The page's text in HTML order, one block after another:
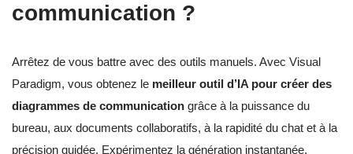
communication ?
Arrêtez de vous battre avec des outils manuels. Avec Visual
Paradigm, vous obtenez le meilleur outil d’IA pour créer des
diagrammes de communication grâce à la puissance du
bureau, aux documents collaboratifs, à la rapidité du chat et à la
précision guidée. Expérimentez la génération instantanée,